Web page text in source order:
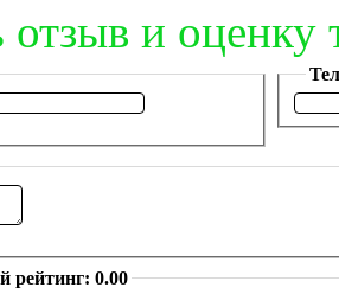
и оценку
рейтинг: 0.00